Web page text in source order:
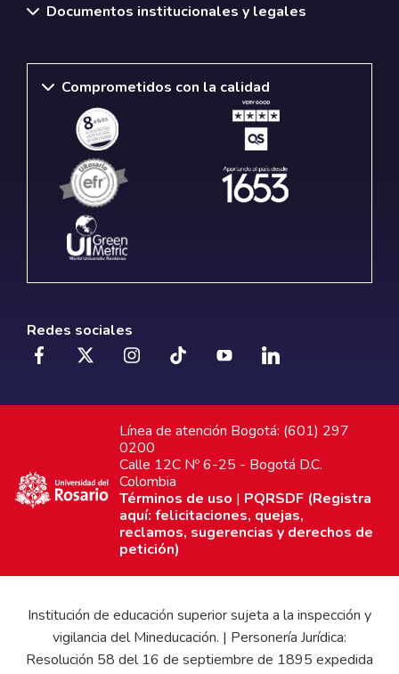
Documentos institucionales y legales
Comprometidos con la calidad
Redes sociales
Línea de atención Bogotá: (601) 297
0200
Calle 12C Nº 6-25 - Bogotá D.C.
Colombia
Términos de uso | PQRSDF (Registra
aquí: felicitaciones, quejas,
reclamos, sugerencias y derechos de
petición)
Institución de educación superior sujeta a la inspección y
vigilancia del Mineducación. | Personería Jurídica:
Resolución 58 del 16 de septiembre de 1895 expedida